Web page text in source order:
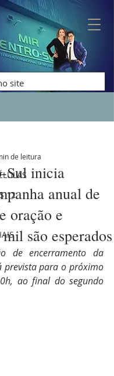
12
Sul inicia
anual de
oração e
são esperados
de leitura
de encerramento da
prevista para o próximo
ao final do segundo